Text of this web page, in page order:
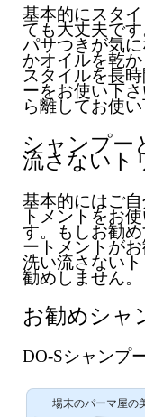
基本的にスタ
ても大丈夫です
パサつきが気
かオイルを乾
スタイルを長
ーをお使い下
ら離してお使い
シャンプー
流さないト
基本的にはご
トメントをお
す。もしお勧
ートメントがお
洗い流さない
勧めしません。
お勧めシャ
DO-Sシャンプ
場末のパーマ屋の